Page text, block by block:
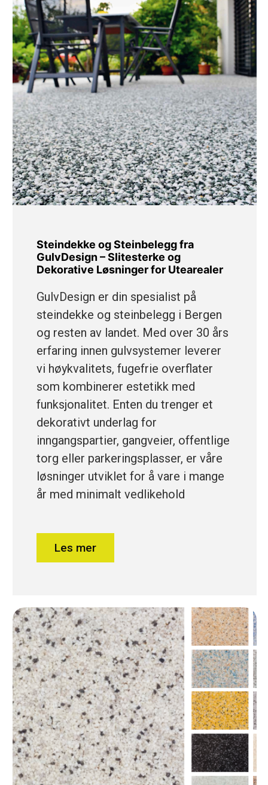
Steindekke og Steinbelegg fra
GulvDesign – Slitesterke og
Dekorative Løsninger for Utearealer
GulvDesign er din spesialist på
steindekke og steinbelegg i Bergen
og resten av landet. Med over 30 års
erfaring innen gulvsystemer leverer
vi høykvalitets, fugefrie overflater
som kombinerer estetikk med
funksjonalitet. Enten du trenger et
dekorativt underlag for
inngangspartier, gangveier, offentlige
torg eller parkeringsplasser, er våre
løsninger utviklet for å vare i mange
år med minimalt vedlikehold
Les mer